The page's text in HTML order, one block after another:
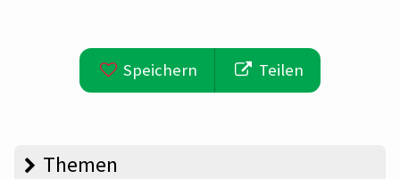
Speichern Teilen
Themen